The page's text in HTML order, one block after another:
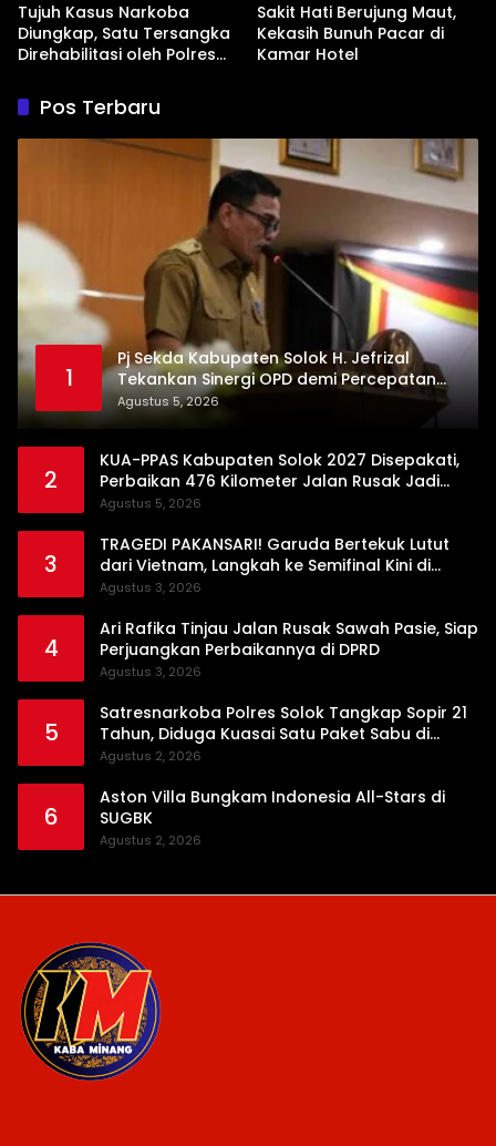
Tujuh Kasus Narkoba
Diungkap, Satu Tersangka
Direhabilitasi oleh Polres
Sakit Hati Berujung Maut,
Kekasih Bunuh Pacar di
Kamar Hotel
Pos Terbaru
1
Pj Sekda Kabupaten Solok H. Jefrizal
Tekankan Sinergi OPD demi Percepatan
Pembangunan Daerah
Agustus 5, 2026
2
KUA-PPAS Kabupaten Solok 2027 Disepakati,
Perbaikan 476 Kilometer Jalan Rusak Jadi
Prioritas
Agustus 5, 2026
3
TRAGEDI PAKANSARI! Garuda Bertekuk Lutut
dari Vietnam, Langkah ke Semifinal Kini di
Ujung Tanduk
Agustus 3, 2026
4
Ari Rafika Tinjau Jalan Rusak Sawah Pasie, Siap
Perjuangkan Perbaikannya di DPRD
Agustus 3, 2026
5
Satresnarkoba Polres Solok Tangkap Sopir 21
Tahun, Diduga Kuasai Satu Paket Sabu di
Kubung
Agustus 2, 2026
6
Aston Villa Bungkam Indonesia All-Stars di
SUGBK
Agustus 2, 2026